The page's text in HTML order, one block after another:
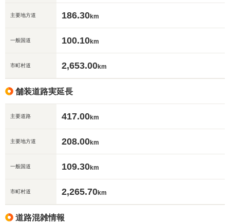
主要地方道 186.30km
一般国道 100.10km
市町村道 2,653.00km
舗装道路実延長
主要道路 417.00km
主要地方道 208.00km
一般国道 109.30km
市町村道 2,265.70km
道路混雑情報